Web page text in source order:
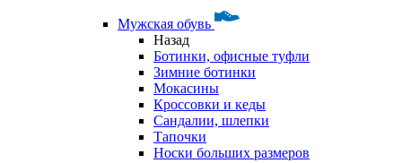
Мужская обувь
Назад
Ботинки, офисные туфли
Зимние ботинки
Мокасины
Кроссовки и кеды
Сандалии, шлепки
Тапочки
Носки больших размеров